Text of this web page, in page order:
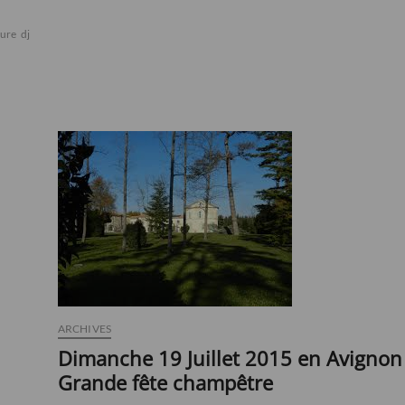
dj
ARCHIVES
Dimanche 19 Juillet 2015 en
Grande fête champêtre